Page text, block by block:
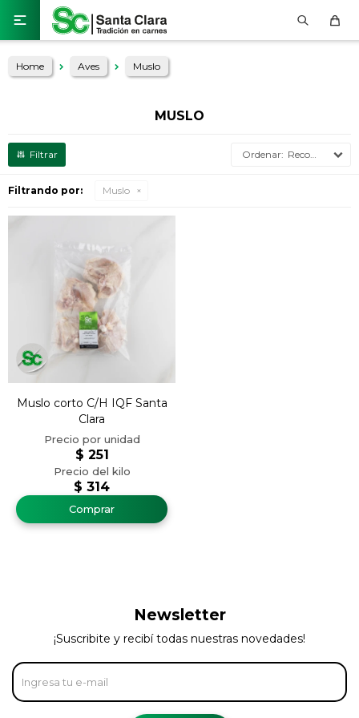

Home Aves Muslo
MUSLO
Recomendados
Filtrando por: Muslo
Muslo corto C/H IQF Santa
Clara
$ 314
$ 251
Newsletter
¡Suscribite y recibí todas nuestras novedades!